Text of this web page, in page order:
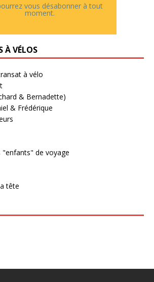
vous désabonner à tout
moment.
À VÉLOS
à vélo
& Bernadette)
& Frédérique
de voyage
tête